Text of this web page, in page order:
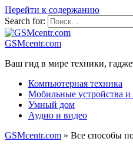
Перейти к содержанию
Search for:
GSMcentr.com
Ваш гид в мире техники,
Компьютерная техника
Мобильные устройства и
Умный дом
Аудио и видео
GSMcentr.com » Все способы